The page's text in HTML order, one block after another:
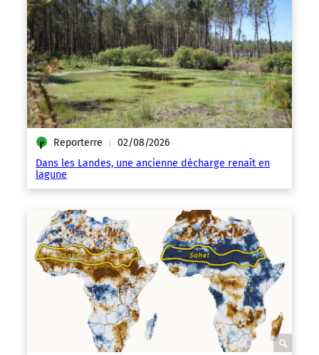
Reporterre | 02/08/2026
Dans les Landes, une ancienne décharge renaît en
lagune